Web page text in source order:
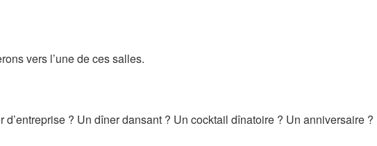
vers l’une de ces salles.
? Un dîner dansant ? Un cocktail dînatoire ? Un anniversaire ?